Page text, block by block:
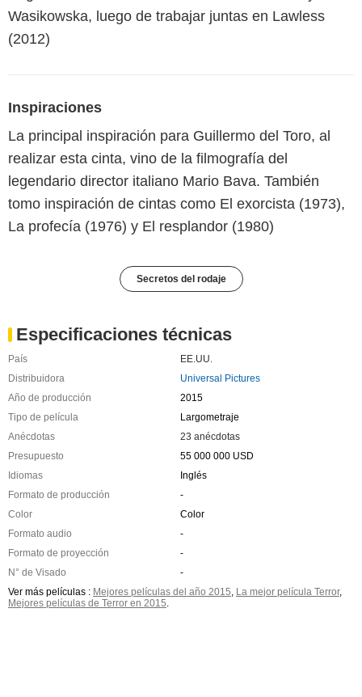
Wasikowska, luego de trabajar juntas en Lawless
(2012)
Inspiraciones
La principal inspiración para Guillermo del Toro, al
realizar esta cinta, vino de la filmografía del
legendario director italiano Mario Bava. También
tomo inspiración de cintas como El exorcista (1973),
La profecía (1976) y El resplandor (1980)
Secretos del rodaje
Especificaciones técnicas
País
EE.UU.
Distribuidora
Universal Pictures
Año de producción
2015
Tipo de película
Largometraje
Anécdotas
23 anécdotas
Presupuesto
55 000 000 USD
Idiomas
Inglés
Formato de producción
-
Color
Color
Formato audio
-
Formato de proyección
-
N° de Visado
-
Ver más películas : Mejores películas del año 2015, La mejor película Terror,
Mejores películas de Terror en 2015.